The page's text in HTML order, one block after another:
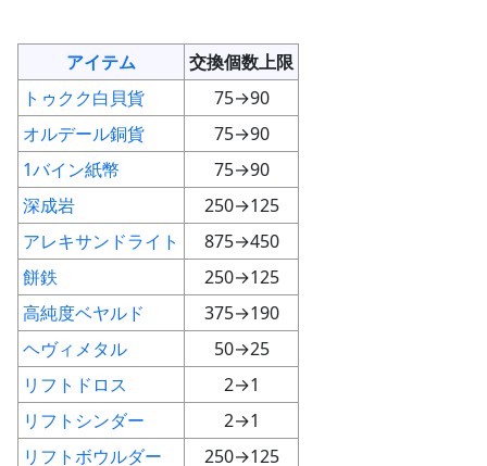
アイテム
交換個数上限
トゥクク白貝貨
75→90
オルデール銅貨
75→90
1バイン紙幣
75→90
深成岩
250→125
アレキサンドライト
875→450
餅鉄
250→125
高純度ベヤルド
375→190
ヘヴィメタル
50→25
リフトドロス
2→1
リフトシンダー
2→1
リフトボウルダー
250→125